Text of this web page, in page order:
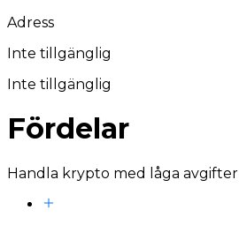
Adress
Inte tillgänglig
Inte tillgänglig
Fördelar
Handla krypto med låga avgifter